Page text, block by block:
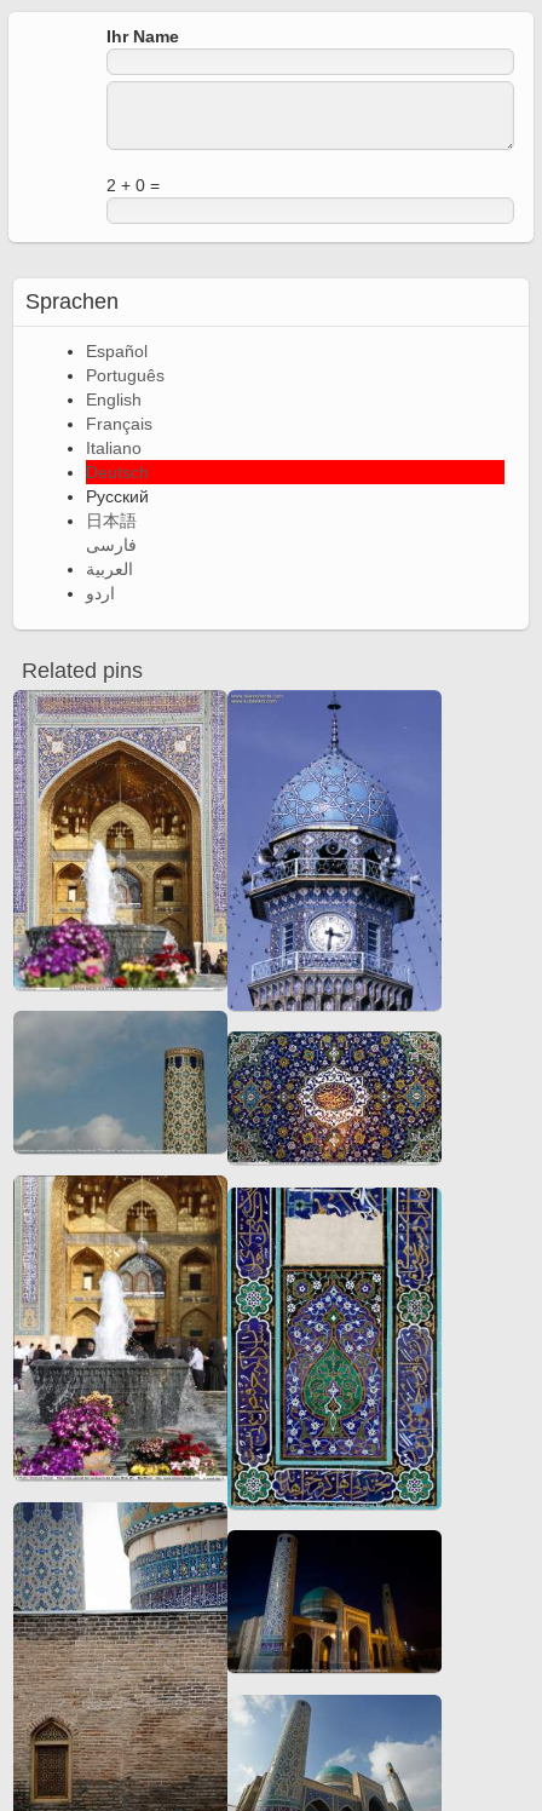
Ihr Name
2 + 0 =
Sprachen
Español
Português
English
Français
Italiano
Deutsch
Русский
日本語
فارسی
العربية
اردو
Related pins